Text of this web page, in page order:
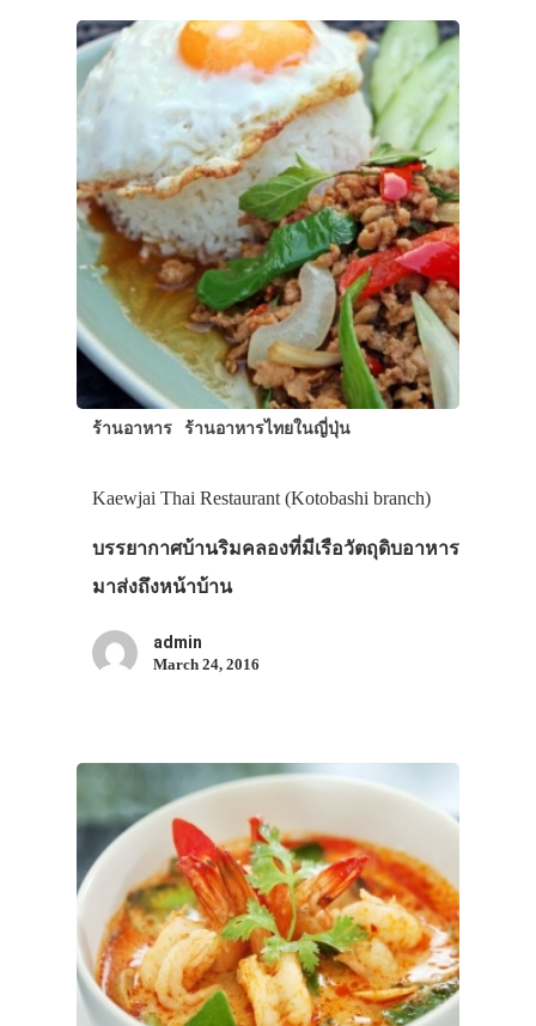
ร้านอาหาร ร้านอาหารไทยในญี่ปุ่น
Kaewjai Thai Restaurant (Kotobashi branch)
บรรยากาศบ้านริมคลองที่มีเรือวัตถุดิบอาหาร
มาส่งถึงหน้าบ้าน
admin
March 24, 2016